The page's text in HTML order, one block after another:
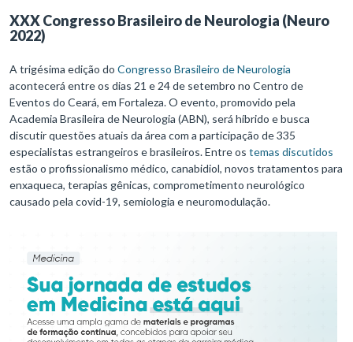
XXX Congresso Brasileiro de Neurologia (Neuro
2022)
A trigésima edição do Congresso Brasileiro de Neurologia
acontecerá entre os dias 21 e 24 de setembro no Centro de
Eventos do Ceará, em Fortaleza. O evento, promovido pela
Academia Brasileira de Neurologia (ABN), será híbrido e busca
discutir questões atuais da área com a participação de 335
especialistas estrangeiros e brasileiros. Entre os temas discutidos
estão o profissionalismo médico, canabidiol, novos tratamentos para
enxaqueca, terapias gênicas, comprometimento neurológico
causado pela covid-19, semiologia e neuromodulação.